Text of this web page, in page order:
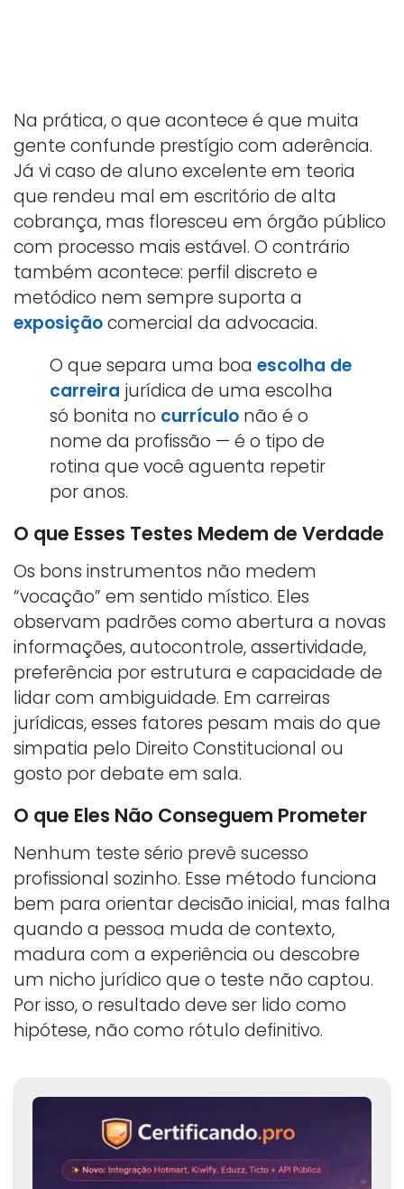
Na prática, o que acontece é que muita
gente confunde prestígio com aderência.
Já vi caso de aluno excelente em teoria
que rendeu mal em escritório de alta
cobrança, mas floresceu em órgão público
com processo mais estável. O contrário
também acontece: perfil discreto e
metódico nem sempre suporta a
exposiçãocomercial da advocacia.
O que separa uma boa escolha de
carreira jurídica de uma escolha
só bonita no currículo não é o
nome da profissão — é o tipo de
rotina que você aguenta repetir
por anos.
O que Esses Testes Medem de Verdade
Os bons instrumentos não medem
“vocação” em sentido místico. Eles
observam padrões como abertura a novas
informações, autocontrole, assertividade,
preferência por estrutura e capacidade de
lidar com ambiguidade. Em carreiras
jurídicas, esses fatores pesam mais do que
simpatia pelo Direito Constitucional ou
gosto por debate em sala.
O que Eles Não Conseguem Prometer
Nenhum teste sério prevê sucesso
profissional sozinho. Esse método funciona
bem para orientar decisão inicial, mas falha
quando a pessoa muda de contexto,
madura com a experiência ou descobre
um nicho jurídico que o teste não captou.
Por isso, o resultado deve ser lido como
hipótese, não como rótulo definitivo.